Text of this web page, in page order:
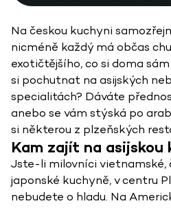
Na českou kuchyni
nicméně každý má občas
exotičtějšího, co si doma
si pochutnat na asijských
specialitách? Dáváte
anebo se vám stýská po
si některou z plzeňských
Kam zajít na asijskou
Jste-li milovníci vietnamské,
japonské kuchyně, v centru
nebudete o hladu. Na